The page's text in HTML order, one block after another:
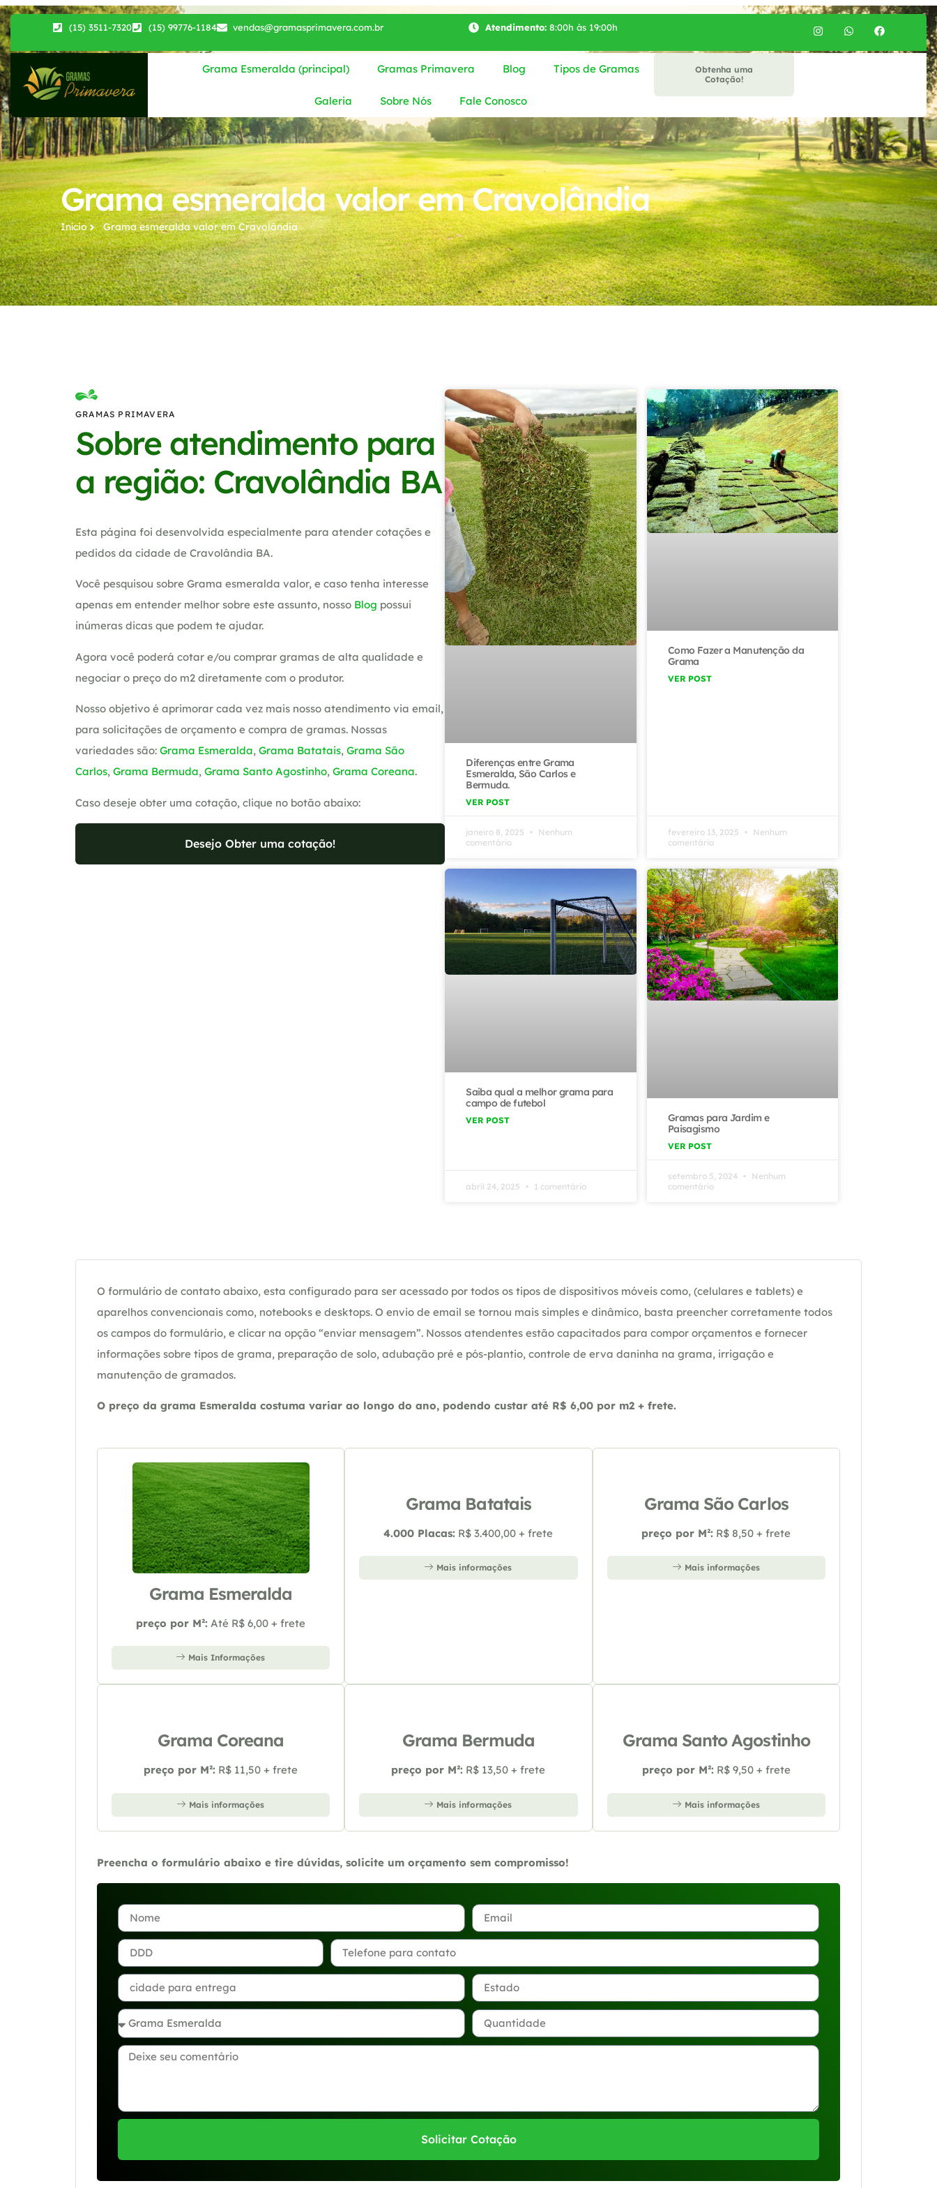
(15) 3511-7320 (15) 99776-1184 vendas@gramasprimavera.com.br Atendimento:8:00h às 19:00h
Grama Esmeralda (principal) Gramas Primavera Blog Tipos de Gramas
Galeria Sobre Nós Fale Conosco
Obtenha uma
Cotação!
Grama esmeralda valor em Cravolândia
Início Grama esmeralda valor​ em Cravolândia
GRAMAS PRIMAVERA
Sobre atendimento para
a região: Cravolândia BA
Esta página foi desenvolvida especialmente para atender cotações e
pedidos da cidade de Cravolândia BA.
Você pesquisou sobre Grama esmeralda valor, e caso tenha interesse
apenas em entender melhor sobre este assunto, nosso Blog possui
inúmeras dicas que podem te ajudar.
Agora você poderá cotar e/ou comprar gramas de alta qualidade e
negociar o preço do m2 diretamente com o produtor.
Nosso objetivo é aprimorar cada vez mais nosso atendimento via email,
para solicitações de orçamento e compra de gramas. Nossas
variedades são: Grama Esmeralda, Grama Batatais, Grama São
Carlos, Grama Bermuda, Grama Santo Agostinho, Grama Coreana.
Caso deseje obter uma cotação, clique no botão abaixo:
Desejo Obter uma cotação!
Diferenças entre Grama
Esmeralda, São Carlos e
Bermuda.
VER POST
janeiro 8, 2025
Nenhum
comentário
Como Fazer a Manutenção da
Grama
VER POST
fevereiro 13, 2025
Nenhum
comentário
Saiba qual a melhor grama para
campo de futebol
VER POST
abril 24, 2025 1 comentário
Gramas para Jardim e
Paisagismo
VER POST
setembro 5, 2024
Nenhum
comentário
O formulário de contato abaixo, esta configurado para ser acessado por todos os tipos de dispositivos móveis como, (celulares e tablets) e
aparelhos convencionais como, notebooks e desktops. O envio de email se tornou mais simples e dinâmico, basta preencher corretamente todos
os campos do formulário, e clicar na opção “enviar mensagem”. Nossos atendentes estão capacitados para compor orçamentos e fornecer
informações sobre tipos de grama, preparação de solo, adubação pré e pós-plantio, controle de erva daninha na grama, irrigação e
manutenção de gramados.
O preço da grama Esmeralda costuma variar ao longo do ano, podendo custar até R$ 6,00 por m2 + frete.
Grama Esmeralda
preço por M²: Até R$ 6,00 + frete
Mais Informações
Grama Batatais
4.000 Placas: R$ 3.400,00 + frete
Mais informações
Grama São Carlos
preço por M²: R$ 8,50 + frete
Mais informações
Grama Coreana
preço por M²: R$ 11,50 + frete
Mais informações
Grama Bermuda
preço por M²: R$ 13,50 + frete
Mais informações
Grama Santo Agostinho
preço por M²: R$ 9,50 + frete
Mais informações
Preencha o formulário abaixo e tire dúvidas, solicite um orçamento sem compromisso!
Solicitar Cotação